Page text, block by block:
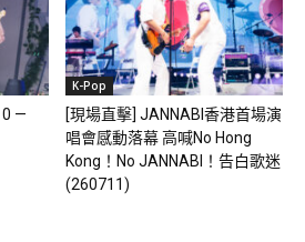
0 —
K-Pop
[現場直擊] JANNABI香港首場演
唱會感動落幕 高喊No Hong
Kong！No JANNABI！告白歌迷
(260711)